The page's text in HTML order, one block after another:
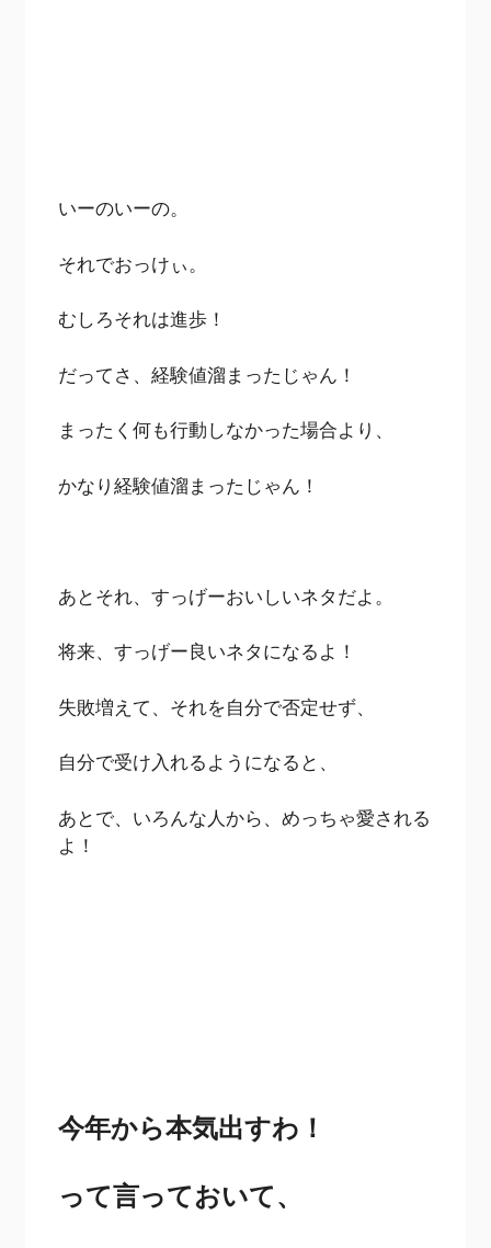
いーのいーの。
それでおっけぃ。
むしろそれは進歩！
だってさ、経験値溜まったじゃん！
まったく何も行動しなかった場合より、
かなり経験値溜まったじゃん！
あとそれ、すっげーおいしいネタだよ。
将来、すっげー良いネタになるよ！
失敗増えて、それを自分で否定せず、
自分で受け入れるようになると、
あとで、いろんな人から、めっちゃ愛される
よ！
今年から本気出すわ！
って言っておいて、